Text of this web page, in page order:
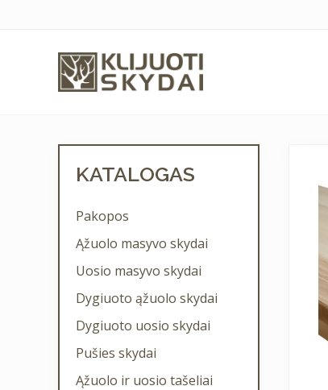
navigation
namų
jaukumui
Sidebar
KATALOGAS
Pakopos
Ąžuolo masyvo skydai
Uosio masyvo skydai
Dygiuoto ąžuolo skydai
Dygiuoto uosio skydai
Pušies skydai
Ąžuolo ir uosio tašeliai